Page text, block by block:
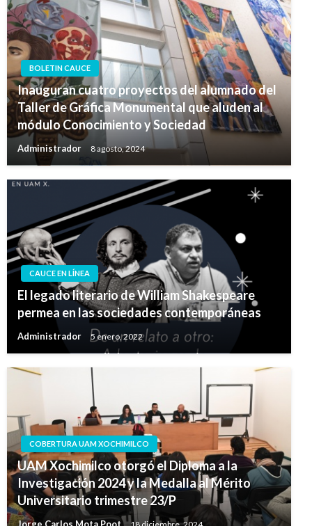
BOLETIN CAUCE
Inauguran cuatro proyectos del alumnado del
Taller de Gráfica Monumental que aluden al
módulo Conocimiento y Sociedad
Administrador 8 agosto, 2024
CAUCE EN LÍNEA
El legado literario de William Shakespeare
permea en las sociedades contemporáneas
Administrador 5 enero, 2022
COBERTURA UAM XOCHIMILCO
UAM Xochimilco otorgó el Diploma a la
Investigación 2024 y la Medalla al Mérito
Universitario trimestre 23/P
Jorge Carlos Mota Poot 18 diciembre, 2024